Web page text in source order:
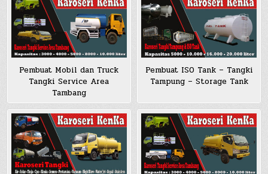
Pembuat Mobil dan Truck
Tangki Service Area
Tambang
Pembuat ISO Tank – Tangki
Tampung – Storage Tank